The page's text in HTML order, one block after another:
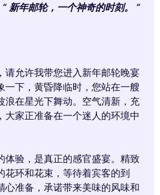
新年邮轮，一个神奇的时刻。
请允许我带您进入新年邮轮晚宴
一下，黄昏降临时，您站在一艘
浪在星光下舞动。空气清新，充
大家正准备在一个迷人的环境中
体验，是真正的感官盛宴。精致
花环和花束，等待着宾客的到
心准备，承诺带来美味的风味和